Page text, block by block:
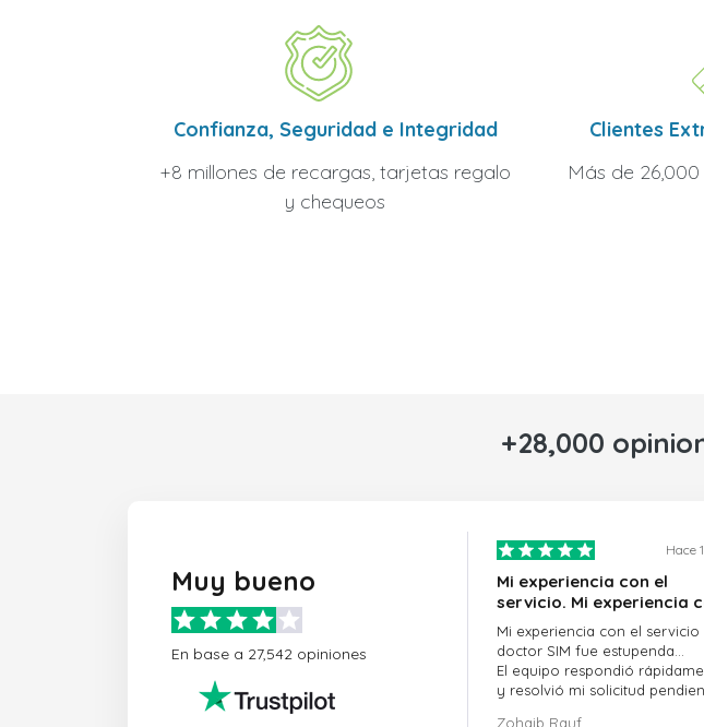
Confianza, Seguridad e Integridad
+8 millones de recargas, tarjetas regalo
y chequeos
Clientes
Más de
+28,000
Muy bueno
En base a 27,542 opiniones
Hace
Mi experiencia con el
servicio. Mi experiencia
el servicio de doctorSIM
estupenda.
Mi experiencia con el servicio
doctor SIM fue estupenda...
El equipo respondió
y resolvió mi solicitud
Zohaib Rauf